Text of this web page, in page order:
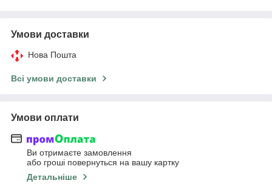
Умови доставки
Нова Пошта
Всі умови доставки
Умови оплати
Ви отримаєте замовлення
або гроші повернуться на вашу картку
Детальніше